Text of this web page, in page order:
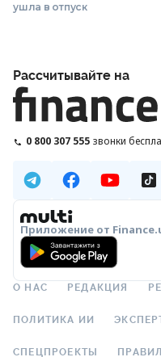
ушла в отпуск
Рассчитывайте на
0 800 307 555 звонки
Приложение от
О НАС РЕДАКЦИЯ
ПОЛИТИКА ИИ
СПЕЦПРОЕКТЫ